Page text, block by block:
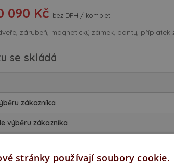
090 Kč bez DPH / komplet
zárubeň, magnetický zámek, panty, příplatek
se skládá
zákazníka
výběru zákazníka
stránky používají soubory cookie.